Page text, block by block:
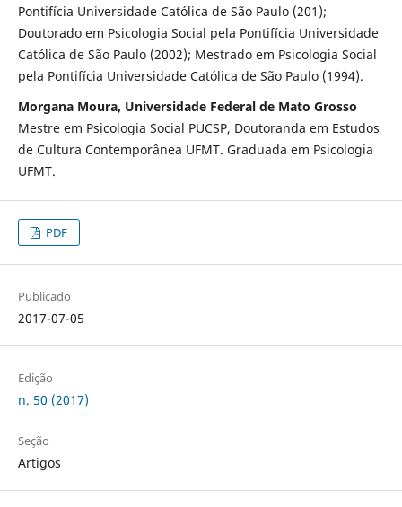
Pontifícia Universidade Católica de São Paulo (201);
Doutorado em Psicologia Social pela Pontifícia Universidade
Católica de São Paulo (2002); Mestrado em Psicologia Social
pela Pontifícia Universidade Católica de São Paulo (1994).
Morgana Moura, Universidade Federal de Mato Grosso
Mestre em Psicologia Social PUCSP, Doutoranda em Estudos
de Cultura Contemporânea UFMT. Graduada em Psicologia
UFMT.
PDF
Publicado
2017-07-05
Edição
n. 50 (2017)
Seção
Artigos